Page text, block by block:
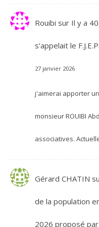
Rouibi sur Il y a
s’appelait le
27 janvier 2026
j'aimerai apporter
monsieur ROUIBI
associatives.
Gérard CHATIN
de la population
2026 proposé